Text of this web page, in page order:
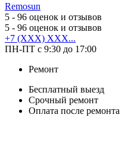
Remosun
5 - 96 оценок и отзывов
5 - 96 оценок и отзывов
+7 (XXX) XXX...
ПН-ПТ с 9:30 до 17:00
Ремонт
Бесплатный выезд
Срочный ремонт
Оплата после ремонта